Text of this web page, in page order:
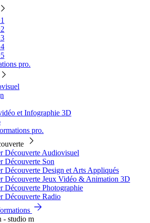
pro.
et Infographie 3D
pro.
Découverte Audiovisuel
Découverte Son
Découverte Design et Arts Appliqués
Découverte Jeux Vidéo & Animation 3D
Découverte Photographie
Découverte Radio